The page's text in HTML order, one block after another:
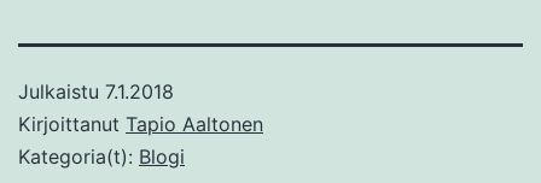
Julkaistu 7.1.2018
Kirjoittanut Tapio Aaltonen
Kategoria(t): Blogi